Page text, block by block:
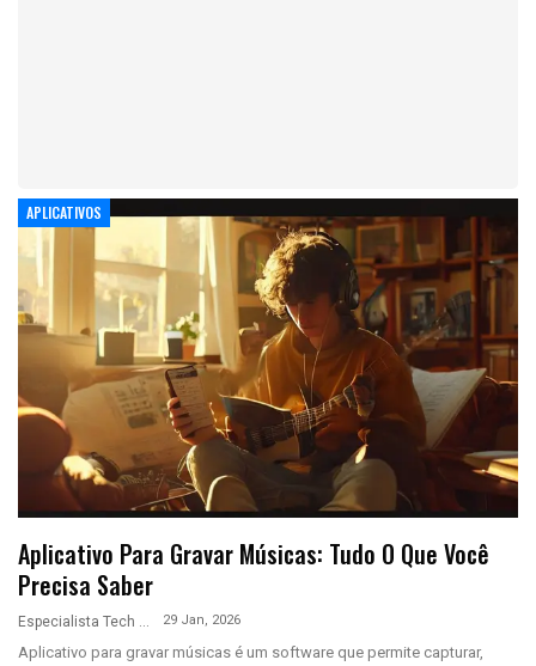
APLICATIVOS
Aplicativo Para Gravar Músicas: Tudo O Que Você
Precisa Saber
Especialista Tech 29 Jan, 2026
Aplicativo para gravar músicas é um software que permite capturar,